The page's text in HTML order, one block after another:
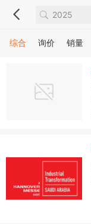
综合 询价 销量